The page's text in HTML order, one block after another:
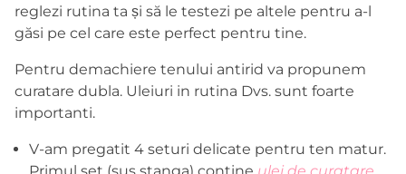
reglezi rutina ta și să le testezi pe altele pentru a-l
găsi pe cel care este perfect pentru tine.
Pentru demachiere tenului antirid va propunem
curatare dubla. Uleiuri in rutina Dvs. sunt foarte
importanti.
V-am pregatit 4 seturi delicate pentru ten matur.